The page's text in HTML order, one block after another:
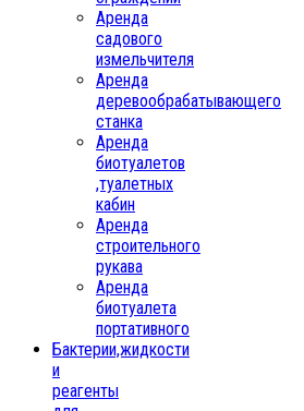
Аренда
садового
измельчителя
Аренда
деревообрабатывающего
станка
Аренда
биотуалетов
,туалетных
кабин
Аренда
строительного
рукава
Аренда
биотуалета
портативного
Бактерии,жидкости
и
реагенты